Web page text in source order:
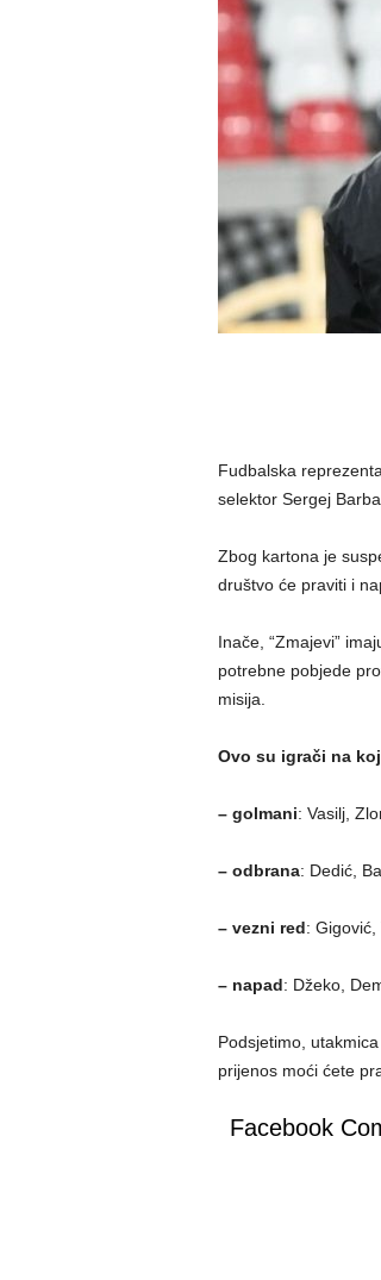
Fudbalska
selektor Sergej
Zbog kartona je
društvo će praviti i
Inače, “Zmajevi”
potrebne pobjede
misija.
Ovo su igrači na
– golmani: Vasilj,
– odbrana: Dedić,
– vezni red:
– napad: Džeko,
Podsjetimo,
prijenos moći ćete
Facebook